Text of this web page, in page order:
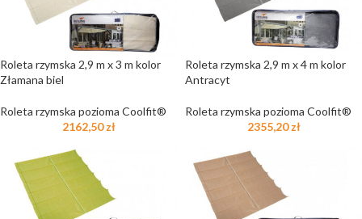
Roleta rzymska 2,9 m x 3 m kolor
Złamana biel
Roleta rzymska pozioma Coolfit®
2162,50zł
Roleta rzymska 2,9 m x 4 m kolor
Antracyt
Roleta rzymska pozioma Coolfit®
2355,20zł